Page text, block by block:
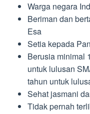
Warga negara
Beriman dan
Esa
Setia kepada
Berusia minimal
untuk lulusan
tahun untuk
Sehat jasmani
Tidak pernah